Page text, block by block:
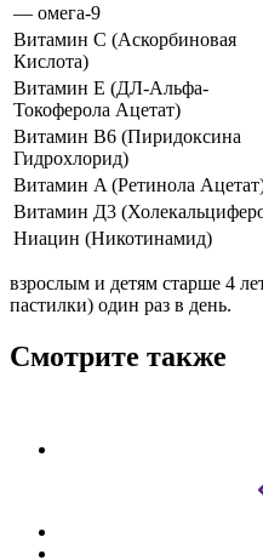
— омега-9
Витамин C (Аскорбиновая
Кислота)
Витамин E (ДЛ-Альфа-
Токоферола Ацетат)
Витамин B6 (Пиридоксина
Гидрохлорид)
Витамин A (Ретинола
Витамин Д3
Ниацин (Никотинамид)
взрослым и детям старше 4
пастилки) один раз в день.
Смотрите также